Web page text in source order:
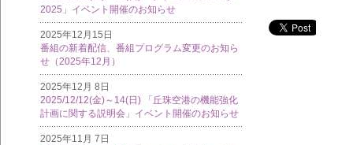
2025」イベント開催のお知らせ
2025年12月15日
番組の新着配信、番組プログラム変更のお知ら
せ（2025年12月）
2025年12月 8日
2025/12/12(金)～14(日) 「丘珠空港の機能強化
計画に関する説明会」イベント開催のお知らせ
2025年11月 7日